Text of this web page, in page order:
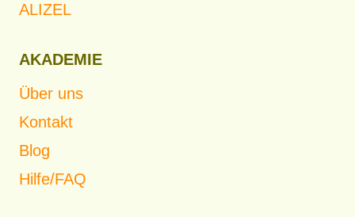
ALIZEL
AKADEMIE
Über uns
Kontakt
Blog
Hilfe/FAQ